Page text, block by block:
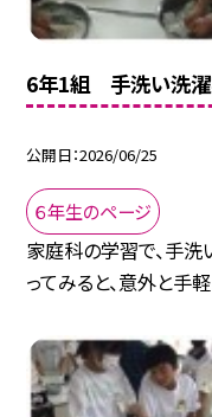
6年1組 手洗い洗
公開日 2026/06/25
６年生のページ
家庭科の学習で、手
ってみると、意外と手